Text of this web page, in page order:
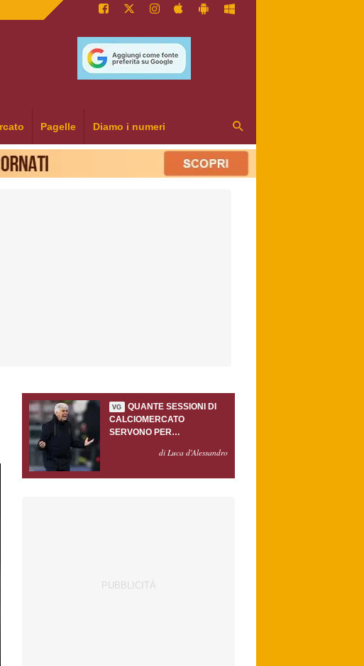
Pagelle Diamo i numeri
VG
QUANTE SESSIONI DI
CALCIOMERCATO
SERVONO PER
GASPERINI?di Luca d'Alessandro